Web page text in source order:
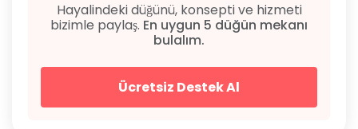
Hayalindeki düğünü, konsepti ve hizmeti
bizimle paylaş. En uygun 5 düğün mekanı
bulalım.
Ücretsiz Destek Al